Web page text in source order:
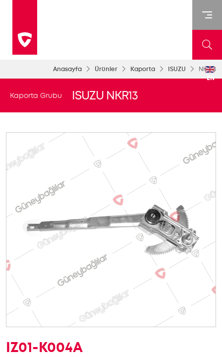
EN
Anasayfa Ürünler Kaporta ISUZU NKR13
Kaporta Grubu ISUZU NKR13
IZ01-K004A